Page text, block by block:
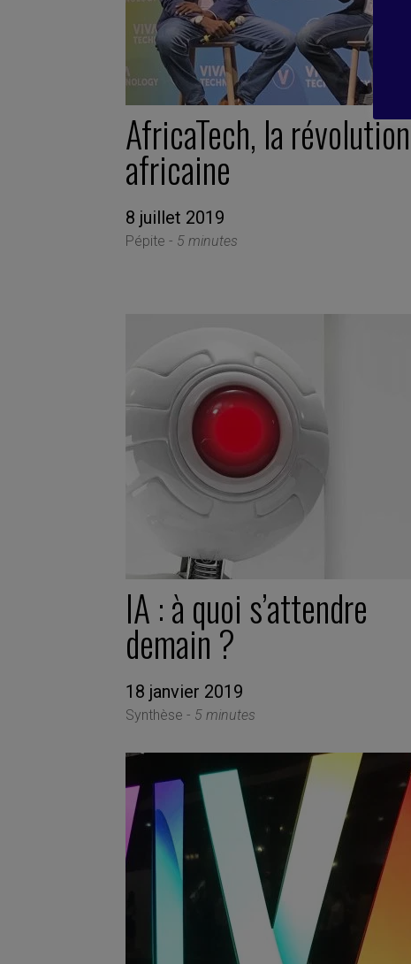
AfricaTech, la révolution
africaine
8 juillet 2019
Pépite - 5 minutes
IA : à quoi s’attendre
demain ?
18 janvier 2019
Synthèse - 5 minutes